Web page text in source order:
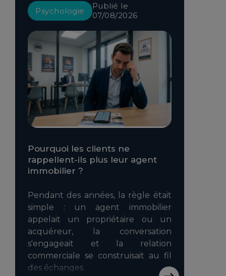
Psychologie
Publié le
07/08/2026
Pourquoi les clients ne
rappellent-ils plus leur agent
immobilier ?
Pendant des années, la règle était
simple : un agent immobilier
appelait un propriétaire ou un
acquéreur, la conversation
s'engageait et la relation
commerciale se construisait au fil
des échanges.